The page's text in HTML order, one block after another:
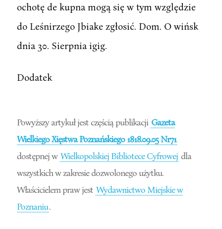
ochotę de kupna mogą się w tym względzie
do Leśnirzego Jbiake zgłosić. Dom. O wińsk
dnia 30. Sierpnia igig.
Dodatek
Powyższy artykuł jest częścią publikacji Gazeta
Wielkiego Xięstwa Poznańskiego 1818.09.05 Nr71
dostępnej w Wielkopolskiej Bibliotece Cyfrowej dla
wszystkich w zakresie dozwolonego użytku.
Właścicielem praw jest Wydawnictwo Miejskie w
Poznaniu.